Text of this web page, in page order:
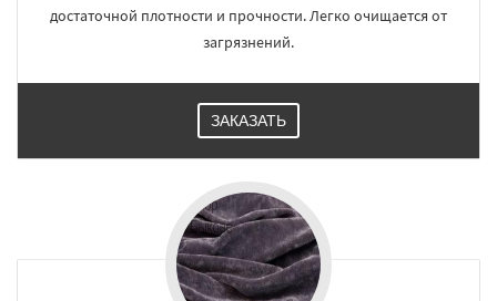
достаточной плотности и прочности. Легко очищается от
загрязнений.
ЗАКАЗАТЬ